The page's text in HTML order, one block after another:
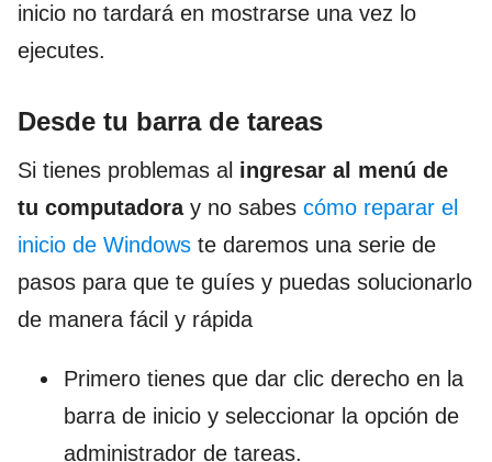
inicio no tardará en mostrarse una vez lo
ejecutes.
Desde tu barra de tareas
Si tienes problemas al ingresar al menú de
tu computadoray no sabes cómo reparar el
inicio de Windows te daremos una serie de
pasos para que te guíes y puedas solucionarlo
de manera fácil y rápida
Primero tienes que dar clic derecho en la
barra de inicio y seleccionar la opción de
administrador de tareas.